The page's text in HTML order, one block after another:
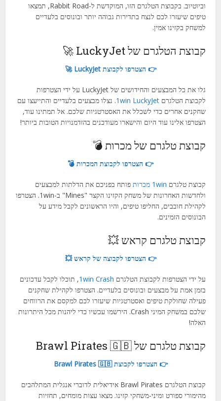
וביוטיוב. בקבוצת הטלגרם הזו, המוקדשת ל-Rabbit Road, תמצאו
טיפים שיעזרו לכם לנצח בתדירות גבוהה יותר ובונוסים בלעדיים
למשחק בקזינו אמין.
קבוצת הטלגרם של LuckyJet 🚀
👉 הצטרפו לקבוצת LuckyJet 🚀
גלו את כל המבצעים והחידושים של LuckyJet על ידי הצטרפות
לקבוצת הטלגרם1win LuckyJet. נצלו מבצעים בלעדיים והתייעצו עם
שחקנים אחרים כדי לשכלל את האסטרטגיות שלכם. אל תמתינו עוד,
הצטרפו אלינו עוד היום והישארו מעודכנים בהזדמנויות הטובות ביותר!
קבוצת טלגרם של מכרות 💣
👉 הצטרפו לקבוצת המכרות 💣
קבוצת טלגרם 1win מכרות
פותח בפניכם את הדלתות למבצעים
ולחדשות האחרונות של משחק הקזינו הקצר "Mines" ב-1win. הצטרפו
לקהילת חובבים, החליפו טיפים, והיו הראשונים לקבל מידע על
הבונוסים הזמינים.
קבוצת טלגרם קראש 💥
👉 הצטרפו לקבוצה של קראש 💥
על ידי הצטרפות לקבוצת הטלגרם 1win Crash, תוכלו לקבל עדכונים
בזמן אמת על מבצעים ובונוסים בלעדיים. הצטרפו לקהילת שחקנים
פעילה שחולקת טיפים ואסטרטגיות שיעזרו לכם למקסם את הרווחים
שלכם במשחק המיני Crash. הירשמו עכשיו כדי ליהנות מכל היתרונות
האלה!
קבוצת טלגרם של Brawl Pirates 🇬🇧
👉 הצטרפו לקבוצת Brawl Pirates 🇬🇧
קבוצת הטלגרם Brawl Pirates אידיאלית לדוברי אנגלית המתלהבים
מהימורי ספורט ומיני-משחקי קזינו. מצאו עצות מומחים, תחזיות